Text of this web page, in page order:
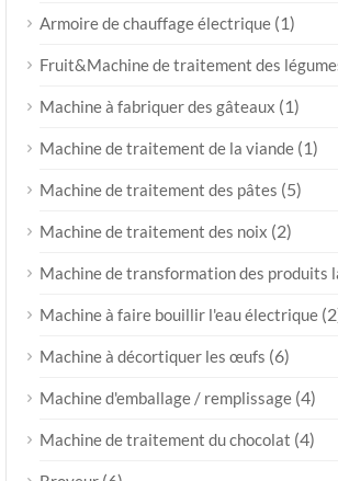
Armoire de chauffage électrique (1)
Fruit&Machine de traitement des
Machine à fabriquer des gâteaux (1)
Machine de traitement de la viande (1)
Machine de traitement des pâtes (5)
Machine de traitement des noix (2)
Machine de transformation des produits
Machine à faire bouillir l'eau électrique
Machine à décortiquer les œufs (6)
Machine d'emballage / remplissage (4)
Machine de traitement du chocolat (4)